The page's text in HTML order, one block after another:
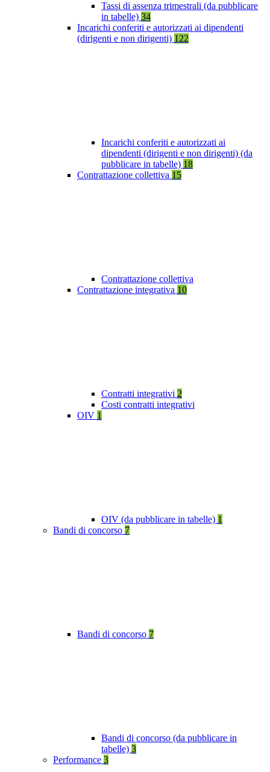
Tassi di assenza trimestrali (da pubblicare
in tabelle) 34
Incarichi conferiti e autorizzati ai dipendenti
(dirigenti e non dirigenti) 122
Incarichi conferiti e autorizzati ai
dipendenti (dirigenti e non dirigenti) (da
pubblicare in tabelle) 18
Contrattazione collettiva 15
Contrattazione collettiva
Contrattazione integrativa 10
Contratti integrativi 2
Costi contratti integrativi
OIV 1
OIV (da pubblicare in tabelle) 1
Bandi di concorso 7
Bandi di concorso 7
Bandi di concorso (da pubblicare in
tabelle) 3
Performance 3